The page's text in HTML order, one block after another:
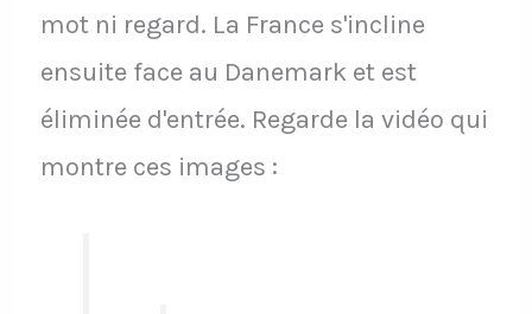
mot ni regard. La France s'incline
ensuite face au Danemark et est
éliminée d'entrée. Regarde la vidéo qui
montre ces images :